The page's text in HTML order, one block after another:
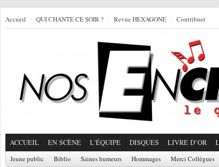
Accueil QUI CHANTE CE SOIR ? Revue HEXAGONE Contribuer
ACCUEIL EN SCÈNE L'ÉQUIPE DISQUES LIVRE D’OR
Jeune public Biblio Saines humeurs Hommages Merci Collègues